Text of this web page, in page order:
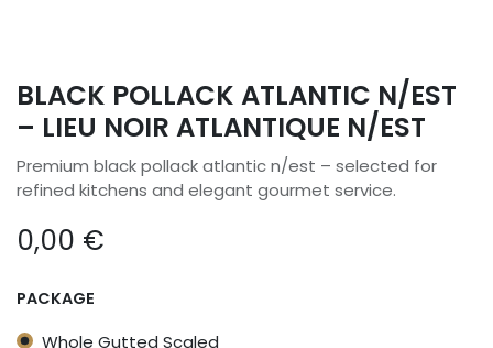
BLACK POLLACK ATLANTIC N/EST
– LIEU NOIR ATLANTIQUE N/EST
Premium black pollack atlantic n/est – selected for
refined kitchens and elegant gourmet service.
0,00 €
PACKAGE
Whole Gutted Scaled